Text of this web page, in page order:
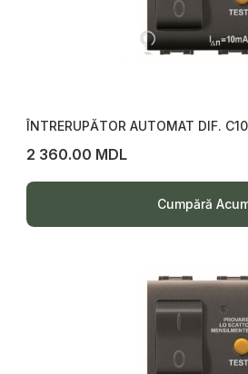
ÎNTRERUPĂTOR AUTOMAT DIF.
2 360.00 MDL
Cumpără